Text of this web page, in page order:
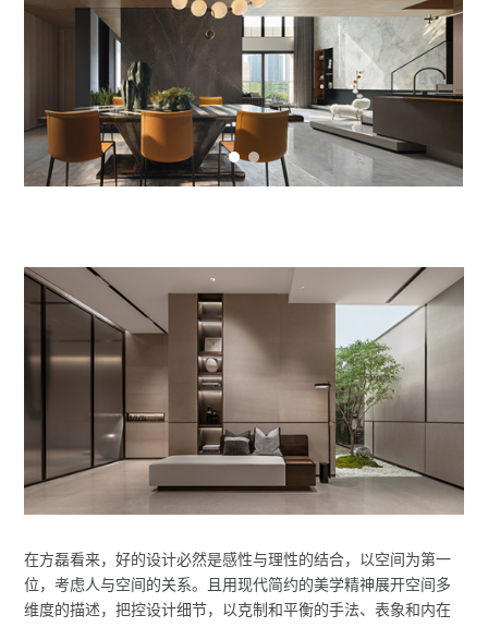
在方磊看来，好的设计必然是感性与理性的结合，以空间为第一
位，考虑人与空间的关系。且用现代简约的美学精神展开空间多
维度的描述，把控设计细节，以克制和平衡的手法、表象和内在